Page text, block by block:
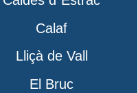
Calaf
Lliçà de Vall
El Bruc